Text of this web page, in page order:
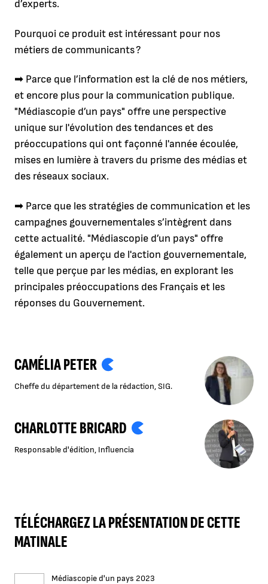
d’experts.
Pourquoi ce produit est intéressant pour nos
métiers de communicants ?
➡ Parce que l’information est la clé de nos métiers,
et encore plus pour la communication publique.
"Médiascopie d’un pays" offre une perspective
unique sur l'évolution des tendances et des
préoccupations qui ont façonné l'année écoulée,
mises en lumière à travers du prisme des médias et
des réseaux sociaux.
➡ Parce que les stratégies de communication et les
campagnes gouvernementales s’intègrent dans
cette actualité. "Médiascopie d’un pays" offre
également un aperçu de l'action gouvernementale,
telle que perçue par les médias, en explorant les
principales préoccupations des Français et les
réponses du Gouvernement.
CAMÉLIA PETER
Cheffe du département de la rédaction, SIG.
CHARLOTTE BRICARD
Responsable d'édition, Influencia
TÉLÉCHARGEZ LA PRÉSENTATION DE CETTE
MATINALE
Médiascopie d'un pays 2023